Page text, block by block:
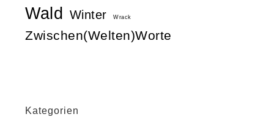
Wald Winter Wrack
Zwischen(Welten)Worte
Kategorien